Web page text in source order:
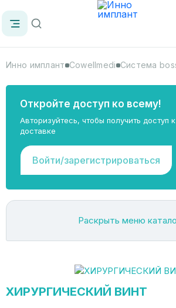
Инно имплант Cowellmedi Система
Откройте доступ ко всему!
Авторизуйтесь, чтобы получить доступ
доставке
Войти/зарегистрироваться
Раскрыть меню
ХИРУРГИЧЕСКИЙ ВИНТ